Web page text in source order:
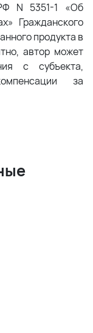
N 5351-1 «Об
Гражданского
продукта в
автор может
с субъекта,
за